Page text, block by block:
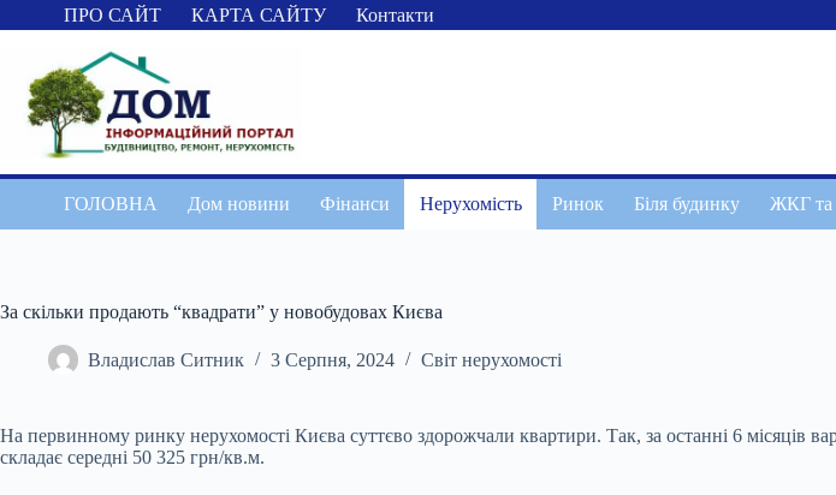
Перейти
до
ПРО САЙТ КАРТА САЙТУ Контакти
ГОЛОВНА Дом новини Фінанси Нерухомість Ринок Біля будинку ЖКГ та
За скільки продають “квадрати” у новобудовах Києва
Владислав Ситник 3 Серпня, 2024 Світ нерухомості
На первинному ринку нерухомості Києва суттєво здорожчали квартири. Так, за останні 6 місяців
складає середні 50 325 грн/кв.м.